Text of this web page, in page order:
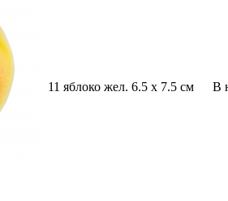
11 яблоко жел. 6.5 х 7.5 см В